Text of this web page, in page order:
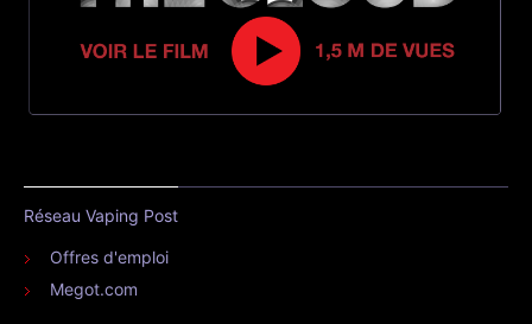
Réseau Vaping Post
Offres d'emploi
Megot.com